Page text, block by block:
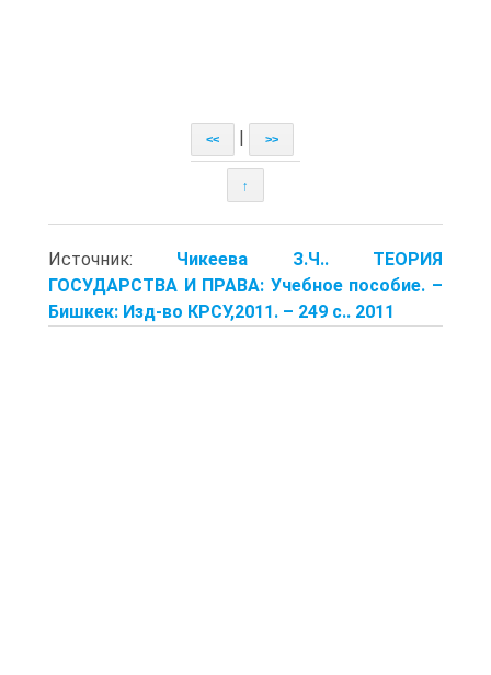
<< >>
↑
Источник: Чикеева З.Ч.. ТЕОРИЯ
ГОСУДАРСТВА И ПРАВА: Учебное пособие. –
Бишкек: Изд-во КРСУ,2011. – 249 с.. 2011